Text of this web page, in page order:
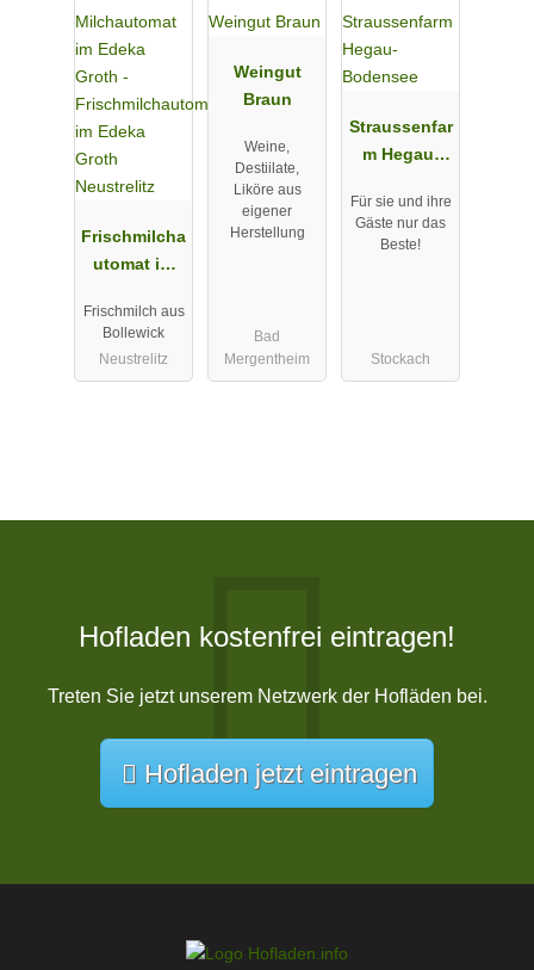
Frischmilcha
utomat im
Neustrelitz
Frischmilch aus
Bollewick
Neustrelitz
Weingut
Braun
Weine,
Destiilate,
Liköre aus
eigener
Herstellung
Bad
Mergentheim
Straussenfar
m Hegau-
Für sie und ihre
Gäste nur das
Beste!
Stockach
Hofladen kostenfrei eintragen!
Treten Sie jetzt unserem Netzwerk der Hofläden bei.
Hofladen jetzt eintragen